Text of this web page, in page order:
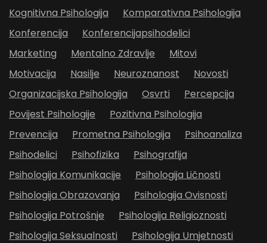
Kognitivna Psihologija
Komparativna Psihologija
Konferencija
Konferencijapsihodelici
Marketing
Mentalno Zdravlje
Mitovi
Motivacija
Nasilje Neuroznanost
Novosti
Organizacijska Psihologija
Osvrti
Percepcija
Povijest Psihologije
Pozitivna Psihologija
Prevencija
Prometna Psihologija
Psihoanaliza
Psihodelici
Psihofizika
Psihografija
Psihologija Komunikacije
Psihologija Ličnosti
Psihologija Obrazovanja
Psihologija Ovisnosti
Psihologija Potrošnje
Psihologija Religioznosti
Psihologija Seksualnosti
Psihologija Umjetnosti